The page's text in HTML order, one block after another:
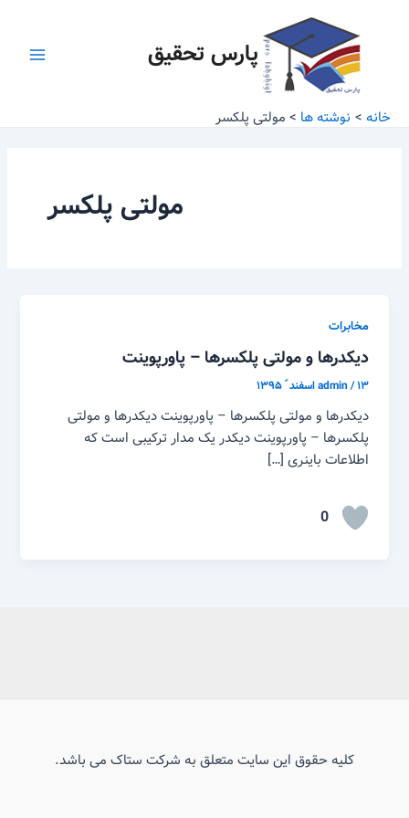
پارس تحقیق
خانه نوشته ها مولتی پلکسر
مولتی پلکسر
مخابرات
دیکدرها و مولتی پلکسرها – پاورپوینت
admin/۱۳ اسفند ّ ۱۳۹۵
دیکدرها و مولتی پلکسرها – پاورپوینت دیکدرها و مولتی
پلکسرها – پاورپوینت دیکدر یک مدار ترکیبی است که
اطلاعات باینری […]
0
کلیه حقوق این سایت متعلق به شرکت ستاک می باشد.